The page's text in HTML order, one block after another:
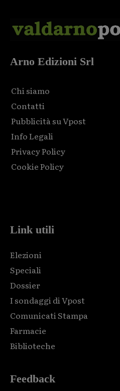
Arno Edizioni Srl
Chi siamo
Contatti
Pubblicità su Vpost
Info Legali
Privacy Policy
Cookie Policy
Link utili
Elezioni
Speciali
Dossier
I sondaggi di Vpost
Comunicati Stampa
Farmacie
Biblioteche
Feedback